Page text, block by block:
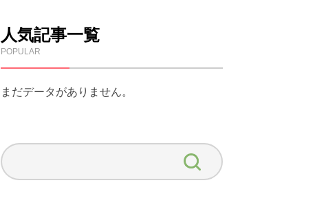
人気記事一覧
POPULAR
まだデータがありません。